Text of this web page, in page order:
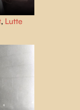
Terre
en
, Lutte